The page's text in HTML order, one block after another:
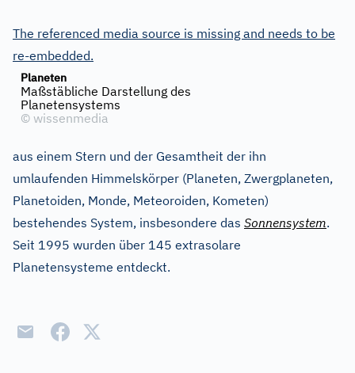
The referenced media source is missing and needs to be
re-embedded.
Planeten
Maßstäbliche Darstellung des
Planetensystems
© wissenmedia
aus einem Stern und der Gesamtheit der ihn
umlaufenden Himmelskörper (Planeten, Zwergplaneten,
Planetoiden, Monde, Meteoroiden, Kometen)
bestehendes System, insbesondere das Sonnensystem.
Seit 1995 wurden über 145 extrasolare
Planetensysteme entdeckt.